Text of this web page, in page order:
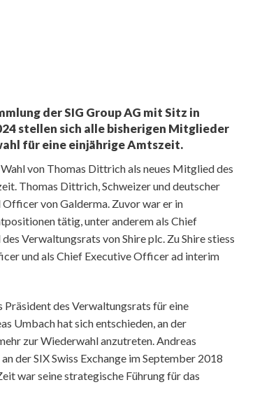
der SIG Group AG mit Sitz in
stellen sich alle bisherigen Mitglieder
für eine einjährige Amtszeit.
von Thomas Dittrich als neues Mitglied des
Thomas Dittrich, Schweizer und deutscher
von Galderma. Zuvor war er in
tätig, unter anderem als Chief
Verwaltungsrats von Shire plc. Zu Shire stiess
und als Chief Executive Officer ad interim
des Verwaltungsrats für eine
Umbach hat sich entschieden, an der
zur Wiederwahl anzutreten. Andreas
der SIX Swiss Exchange im September 2018
war seine strategische Führung für das